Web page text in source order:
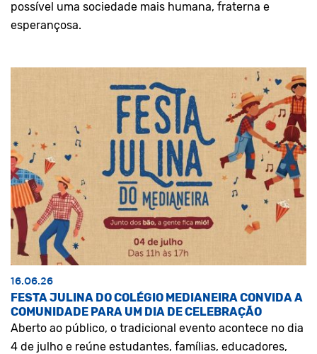
possível uma sociedade mais humana, fraterna e
esperançosa.
16.06.26
FESTA JULINA DO COLÉGIO MEDIANEIRA CONVIDA A
COMUNIDADE PARA UM DIA DE CELEBRAÇÃO
Aberto ao público, o tradicional evento acontece no dia
4 de julho e reúne estudantes, famílias, educadores,